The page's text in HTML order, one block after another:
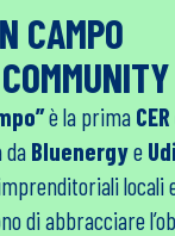
CAMPO
è la prima CER
daBluenergye
locali
di abbracciare